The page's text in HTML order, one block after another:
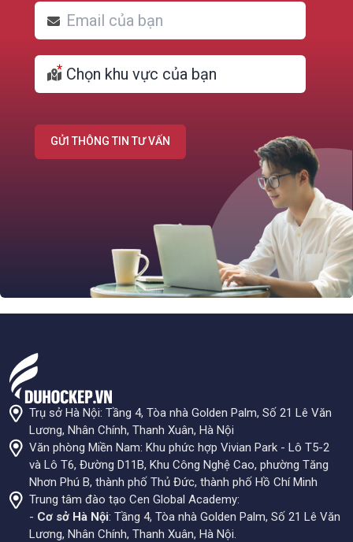
GỬI THÔNG TIN TƯ VẤN
Trụ sở Hà Nội: Tầng 4, Tòa nhà Golden Palm, Số 21 Lê Văn
Lương, Nhân Chính, Thanh Xuân, Hà Nội
Văn phòng Miền Nam: Khu phức hợp Vivian Park - Lô T5-2
và Lô T6, Đường D11B, Khu Công Nghệ Cao, phường Tăng
Nhơn Phú B, thành phố Thủ Đức, thành phố Hồ Chí Minh
Trung tâm đào tạo Cen Global Academy:
- Cơ sở Hà Nội: Tầng 4, Tòa nhà Golden Palm, Số 21 Lê Văn
Lương, Nhân Chính, Thanh Xuân, Hà Nội.